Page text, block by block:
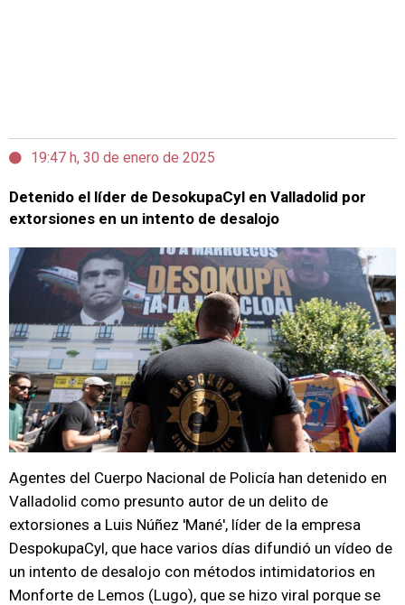
19:47 h, 30 de enero de 2025
Detenido el líder de DesokupaCyl en Valladolid por
extorsiones en un intento de desalojo
Agentes del Cuerpo Nacional de Policía han detenido en
Valladolid como presunto autor de un delito de
extorsiones a Luis Núñez 'Mané', líder de la empresa
DespokupaCyl, que hace varios días difundió un vídeo de
un intento de desalojo con métodos intimidatorios en
Monforte de Lemos (Lugo), que se hizo viral porque se